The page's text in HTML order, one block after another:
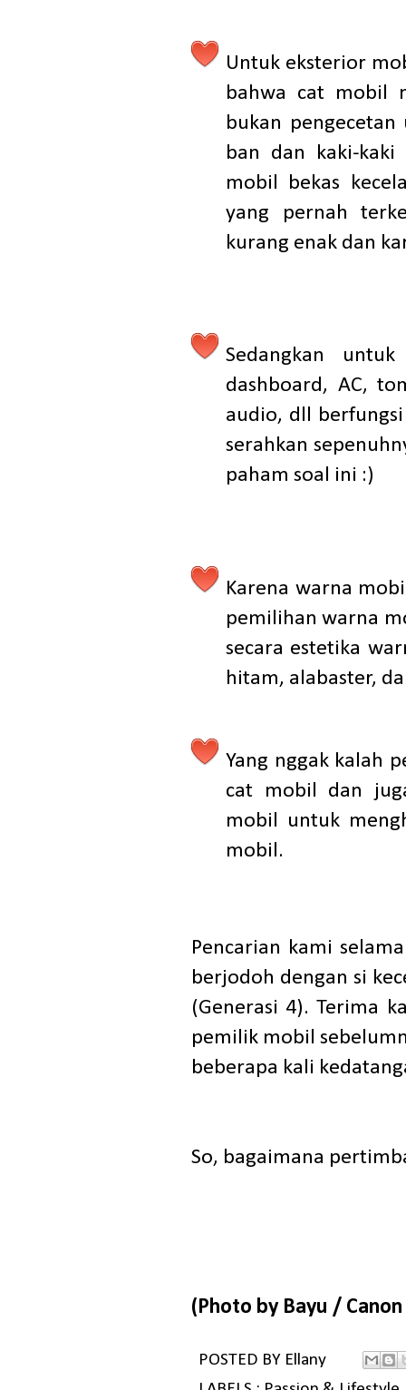
Untuk eksterior
bahwa cat mobil
bukan
ban dan kaki-
mobil bekas
yang pernah
kurang enak dan
Sedangkan
dashboard, AC,
audio, dll
serahkan
paham soal ini :)
Karena warna
pemilihan warna
secara estetika
hitam, alabaster,
Yang nggak kalah
cat mobil dan
mobil untuk
mobil.
Pencarian kami
berjodoh dengan si
(Generasi 4). Terima
pemilik mobil
beberapa kali
So, bagaimana
(Photo by Bayu / Canon
POSTED BY Ellany